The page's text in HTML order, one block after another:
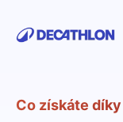
Co získáte